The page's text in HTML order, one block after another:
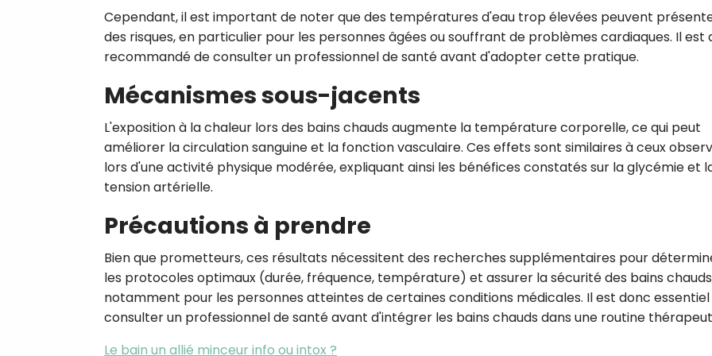
Cependant, il est important de noter que des températures d'eau trop élevées peuvent
des risques, en particulier pour les personnes âgées ou souffrant de problèmes cardiaques. Il est
recommandé de consulter un professionnel de santé avant d'adopter cette pratique.
Mécanismes sous-jacents
L'exposition à la chaleur lors des bains chauds augmente la température corporelle, ce qui peut
améliorer la circulation sanguine et la fonction vasculaire. Ces effets sont similaires à ceux
lors d'une activité physique modérée, expliquant ainsi les bénéfices constatés sur la glycémie et
tension artérielle.
Précautions à prendre
Bien que prometteurs, ces résultats nécessitent des recherches supplémentaires pour
les protocoles optimaux (durée, fréquence, température) et assurer la sécurité des bains
notamment pour les personnes atteintes de certaines conditions médicales. Il est donc
consulter un professionnel de santé avant d'intégrer les bains chauds dans une routine
Le bain un allié minceur info ou intox ?